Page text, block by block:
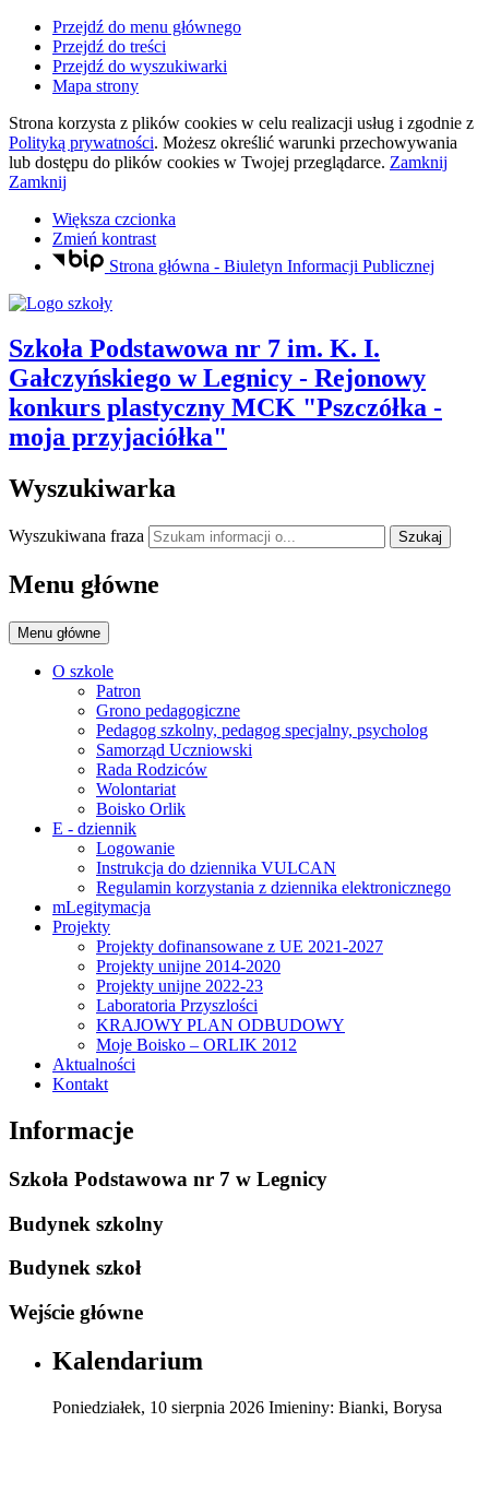
Przejdź do menu głównego
Przejdź do treści
Przejdź do wyszukiwarki
Mapa strony
Strona korzysta z plików cookies w celu realizacji usług i zgodnie z
Polityką prywatności. Możesz określić warunki przechowywania
lub dostępu do plików cookies w Twojej przeglądarce. Zamknij
Zamknij
Większa czcionka
Zmień kontrast
Strona główna - Biuletyn Informacji Publicznej
Szkoła Podstawowa nr 7 im. K. I.
Gałczyńskiego w Legnicy - Rejonowy
konkurs plastyczny MCK "Pszczółka -
moja przyjaciółka"
Wyszukiwarka
Wyszukiwana fraza Szukaj
Menu główne
Menu główne
O szkole
Patron
Grono pedagogiczne
Pedagog szkolny, pedagog specjalny, psycholog
Samorząd Uczniowski
Rada Rodziców
Wolontariat
Boisko Orlik
E - dziennik
Logowanie
Instrukcja do dziennika VULCAN
Regulamin korzystania z dziennika elektronicznego
mLegitymacja
Projekty
Projekty dofinansowane z UE 2021-2027
Projekty unijne 2014-2020
Projekty unijne 2022-23
Laboratoria Przyszlości
KRAJOWY PLAN ODBUDOWY
Moje Boisko – ORLIK 2012
Aktualności
Kontakt
Informacje
Szkoła Podstawowa nr 7 w Legnicy
Budynek szkolny
Budynek szkoł
Wejście główne
Kalendarium
Poniedziałek, 10 sierpnia 2026 Imieniny: Bianki, Borysa